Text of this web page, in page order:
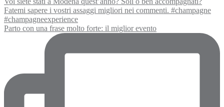
Parto con una frase molto forte: il miglior evento